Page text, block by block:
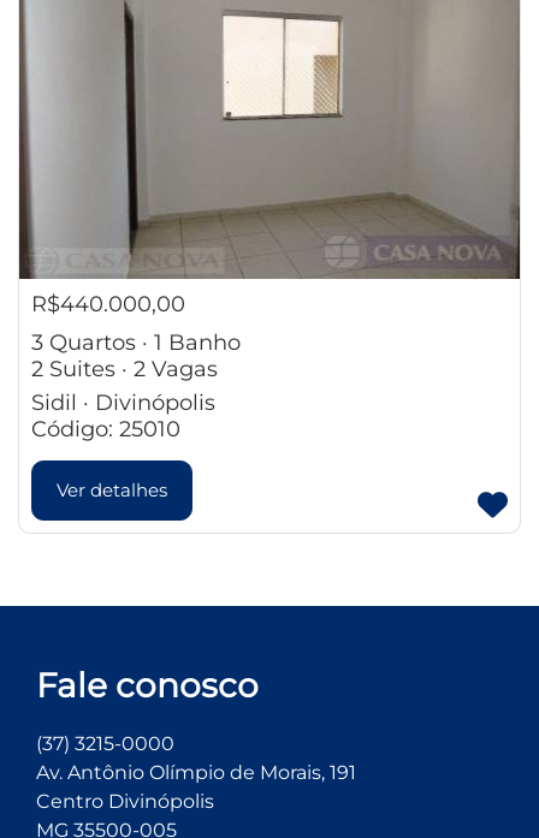
R$440.000,00
3 Quartos · 1 Banho
2 Suites · 2 Vagas
Sidil · Divinópolis
Código: 25010
Ver detalhes
Fale conosco
(37) 3215-0000
Av. Antônio Olímpio de Morais, 191
Centro Divinópolis
MG 35500-005